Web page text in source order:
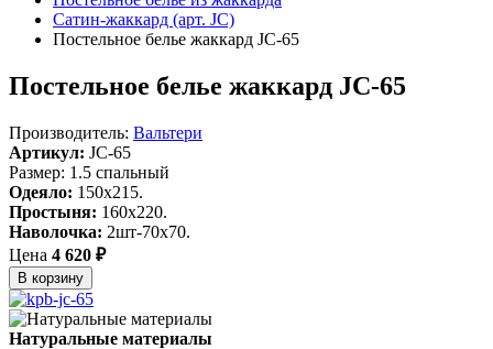
Сатин-жаккард (арт. JC)
Постельное белье жаккард JC-65
Постельное белье жаккард JC-65
Производитель: Вальтери
Артикул: JC-65
Размер: 1.5 спальный
Одеяло: 150x215.
Простыня: 160x220.
Наволочка: 2шт-70х70.
Цена 4 620 ₽
В корзину
Натуральные материалы